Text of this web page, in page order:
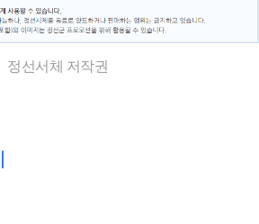
정선서체 저작권